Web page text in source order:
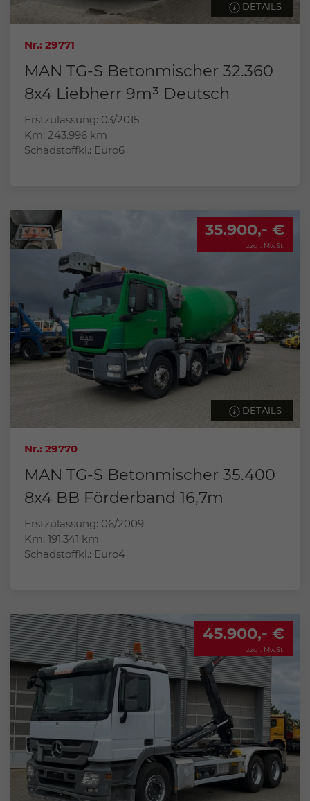
DETAILS
Nr.: 29771
MAN TG-S Betonmischer 32.360
8x4 Liebherr 9m³ Deutsch
Erstzulassung: 03/2015
Km: 243.996 km
Schadstoffkl.: Euro6
35.900,- €
zzgl. MwSt.
DETAILS
Nr.: 29770
MAN TG-S Betonmischer 35.400
8x4 BB Förderband 16,7m
Erstzulassung: 06/2009
Km: 191.341 km
Schadstoffkl.: Euro4
45.900,- €
zzgl. MwSt.